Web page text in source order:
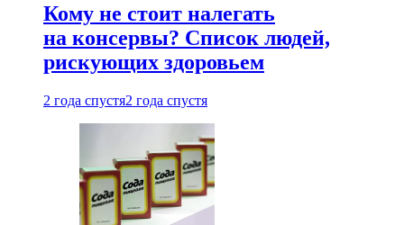
Кому не стоит налегать
на консервы? Список людей,
рискующих здоровьем
2 года спустя2 года спустя